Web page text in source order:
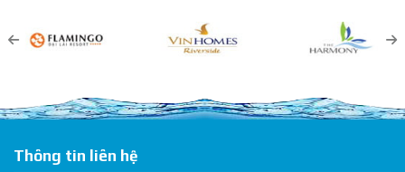
Thông tin liên hệ